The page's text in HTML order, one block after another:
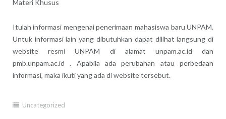
Materi Khusus
Itulah informasi mengenai penerimaan mahasiswa baru UNPAM.
Untuk informasi lain yang dibutuhkan dapat dilihat langsung di
website resmi UNPAM di alamat unpam.ac.id dan
pmb.unpam.ac.id . Apabila ada perubahan atau perbedaan
informasi, maka ikuti yang ada di website tersebut.
Uncategorized